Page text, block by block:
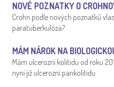
NOVÉ POZNATKY O
Crohn podle nových poznatků
paratuberkulóza?
MÁM NÁROK NA
Mám ulcerozní kolitidu od roku
nyní již ulcerozní pankolitidu.